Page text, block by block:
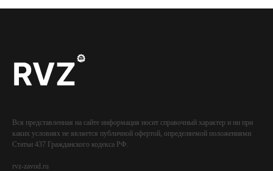
Вся представленная на сайте информация носит справочный характер и ни при
каких условиях не является публичной офертой, определяемой положениями
Статьи 437 Гражданского кодекса РФ.
rvz-zavod.ru